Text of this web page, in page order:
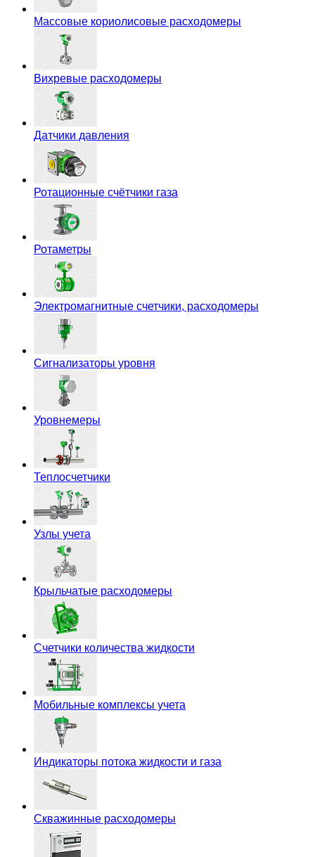
Массовые кориолисовые расходомеры
Вихревые расходомеры
Датчики давления
Ротационные счётчики газа
Ротаметры
Электромагнитные счетчики, расходомеры
Сигнализаторы уровня
Уровнемеры
Теплосчетчики
Узлы учета
Крыльчатые расходомеры
Счетчики количества жидкости
Мобильные комплексы учета
Индикаторы потока жидкости и газа
Скважинные расходомеры